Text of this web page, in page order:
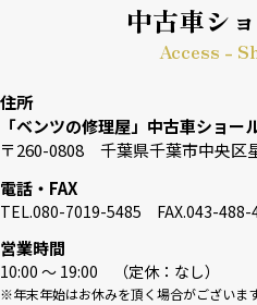
中古車シ
Access -
住所
「ベンツの修理屋」中古車ショー
〒260-0808 千葉県千葉市中央区
電話・FAX
TEL.080-7019-5485 FAX.043-488-
営業時間
10:00 〜 19:00 （定休：なし）
※年末年始はお休みを頂く場合がございま